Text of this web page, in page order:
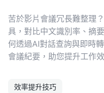
苦於影片會議冗長難整理
具，對比中文識別率、摘
何透過AI對話查詢與即時
會議紀要，助您提升工作
效率提升技巧